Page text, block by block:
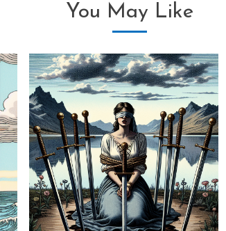
You May Like